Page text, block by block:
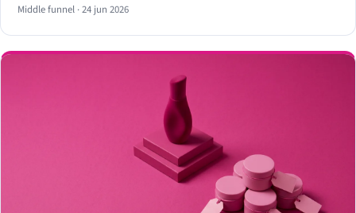
estadio. Eso sí, hay líneas que no se cruzan: usar los símbolos
oficiales de la FIFA puede salir muy caro.
Middle funnel · 24 jun 2026